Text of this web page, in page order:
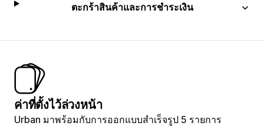
ตะกร้าสินค้าและการชำระเงิน
ค่าที่ตั้งไว้ล่วงหน้า
Urban มาพร้อมกับการออกแบบสำเร็จรูป 5 รายการ